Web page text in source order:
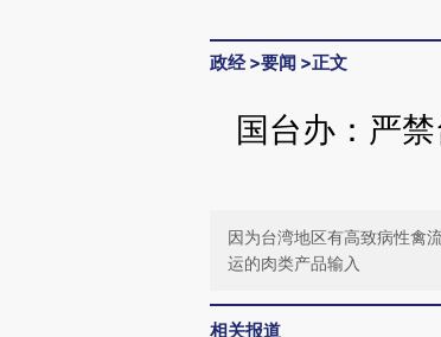
政经>要闻 >正文
国台办：严
因为台湾地区有高致病性禽
运的肉类产品输入
相关报道